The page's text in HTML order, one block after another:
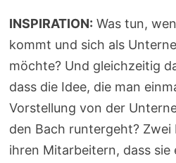
INSPIRATION: Was tun,
kommt und sich als
möchte? Und gleichzeitig
dass die Idee, die man
Vorstellung von der
den Bach runtergeht?
ihren Mitarbeitern, dass sie